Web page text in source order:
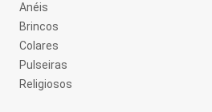
Anéis
Brincos
Colares
Pulseiras
Religiosos